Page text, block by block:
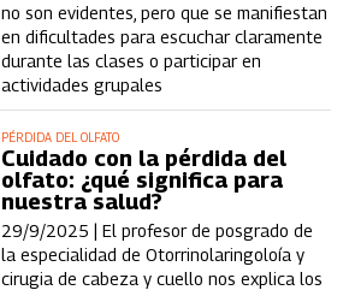
no son evidentes, pero que se manifiestan
en dificultades para escuchar claramente
durante las clases o participar en
actividades grupales
PÉRDIDA DEL OLFATO
Cuidado con la pérdida del
olfato: ¿qué significa para
nuestra salud?
29/9/2025 |El profesor de posgrado de
la especialidad de Otorrinolaringoloía y
cirugia de cabeza y cuello nos explica los